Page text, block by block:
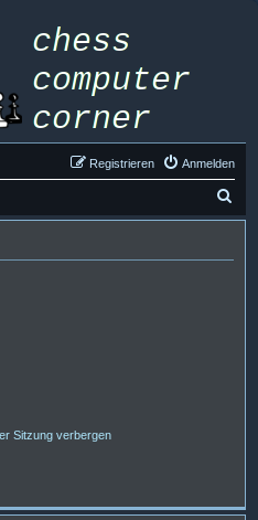
Anmelden
Registrieren
u
Sitzung verbergen